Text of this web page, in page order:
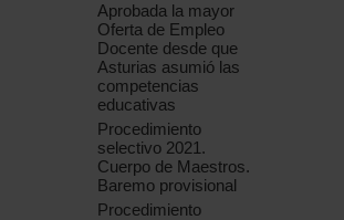
Aprobada la mayor
Oferta de Empleo
Docente desde que
Asturias asumió las
competencias
educativas
Procedimiento
selectivo 2021.
Cuerpo de Maestros.
Baremo provisional
Procedimiento